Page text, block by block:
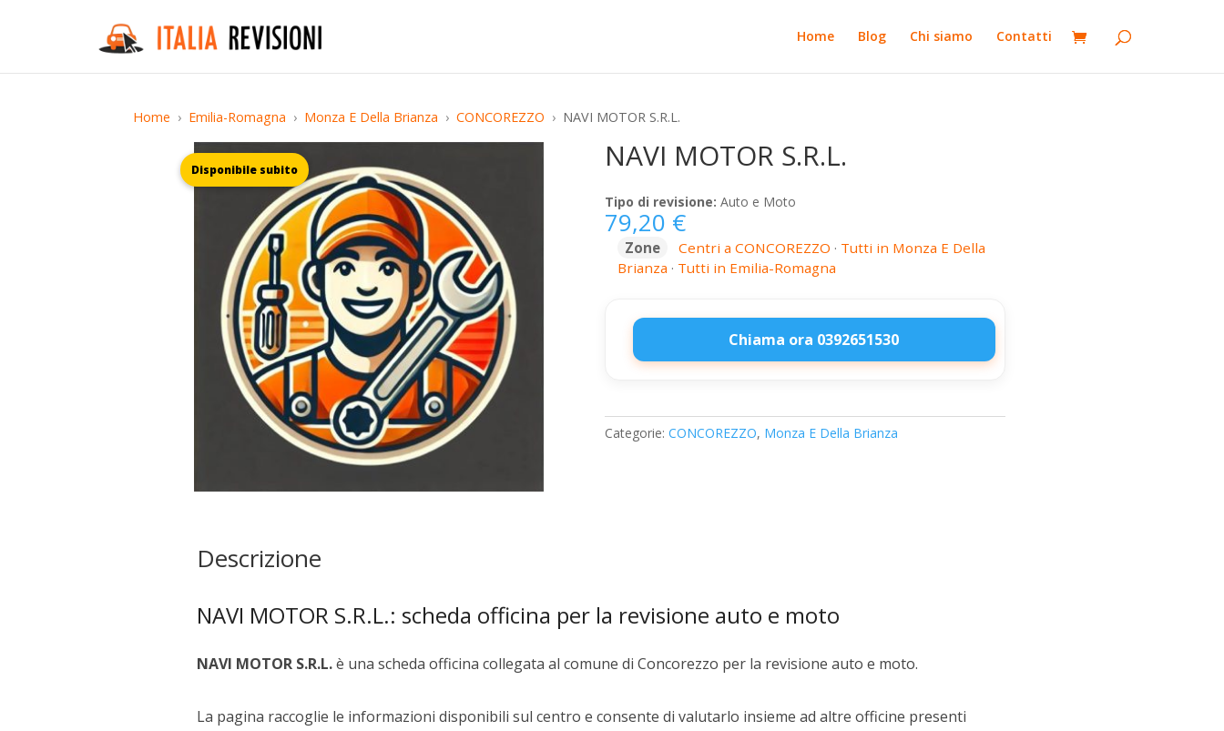
Home Blog Chi siamo Contatti
Home Emilia-Romagna Monza E Della Brianza CONCOREZZO NAVI MOTOR S.R.L.
NAVI MOTOR S.R.L.
Tipo di revisione: Auto e Moto
79,20 €
Zone Centri a CONCOREZZO · Tutti in Monza E Della
Brianza · Tutti in Emilia-Romagna
Chiama ora 0392651530
NAVI
S.R.L.
quantità
Categorie: CONCOREZZO, Monza E Della Brianza
Descrizione
NAVI MOTOR S.R.L.: scheda officina per la revisione auto e moto
NAVI MOTOR S.R.L.è una scheda officina collegata al comune di Concorezzo per la revisione auto e moto.
La pagina raccoglie le informazioni disponibili sul centro e consente di valutarlo insieme ad altre officine presenti